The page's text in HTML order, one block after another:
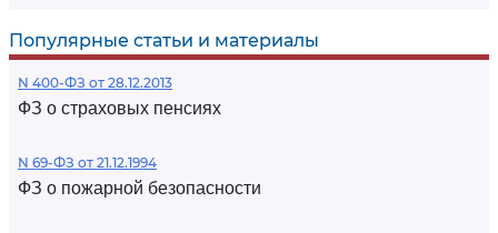
Популярные статьи и материалы
N 400-ФЗ от 28.12.2013
ФЗ о страховых пенсиях
N 69-ФЗ от 21.12.1994
ФЗ о пожарной безопасности